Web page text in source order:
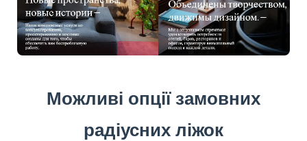
Можливі опції замовних
радіусних ліжок